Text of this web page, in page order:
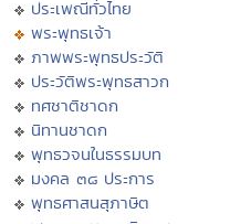
ประเพณีทั่วไทย
พระพุทธเจ้า
ภาพพระพุทธประวัติ
ประวัติพระพุทธสาวก
ทศชาติชาดก
นิทานชาดก
พุทธวจนในธรรมบท
มงคล ๓๘ ประการ
พุทธศาสนสุภาษิต